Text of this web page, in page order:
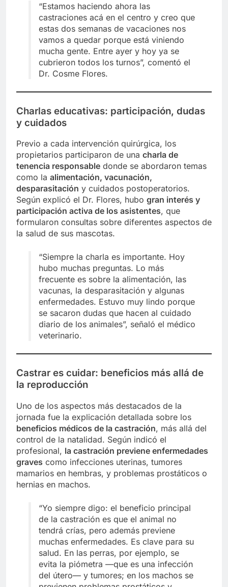
“Estamos haciendo ahora las
castraciones acá en el centro y creo que
estas dos semanas de vacaciones nos
vamos a quedar porque está viniendo
mucha gente. Entre ayer y hoy ya se
cubrieron todos los turnos”, comentó el
Dr. Cosme Flores.
Charlas educativas: participación, dudas
y cuidados
Previo a cada intervención quirúrgica, los
propietarios participaron de una charla de
tenencia responsable donde se abordaron temas
como la alimentación, vacunación,
desparasitación y cuidados postoperatorios.
Según explicó el Dr. Flores, hubo gran interés y
participación activa de los asistentes, que
formularon consultas sobre diferentes aspectos de
la salud de sus mascotas.
“Siempre la charla es importante. Hoy
hubo muchas preguntas. Lo más
frecuente es sobre la alimentación, las
vacunas, la desparasitación y algunas
enfermedades. Estuvo muy lindo porque
se sacaron dudas que hacen al cuidado
diario de los animales”, señaló el médico
veterinario.
Castrar es cuidar: beneficios más allá de
la reproducción
Uno de los aspectos más destacados de la
jornada fue la explicación detallada sobre los
beneficios médicos de la castración, más allá del
control de la natalidad. Según indicó el
profesional, la castración previene enfermedades
graves como infecciones uterinas, tumores
mamarios en hembras, y problemas prostáticos o
hernias en machos.
“Yo siempre digo: el beneficio principal
de la castración es que el animal no
tendrá crías, pero además previene
muchas enfermedades. Es clave para su
salud. En las perras, por ejemplo, se
evita la piómetra —que es una infección
del útero— y tumores; en los machos se